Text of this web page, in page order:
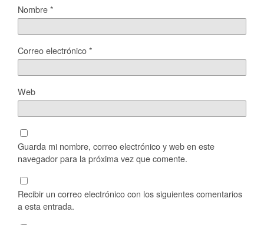
Nombre*
Correo electrónico*
Web
Guarda mi nombre, correo electrónico y web en este
navegador para la próxima vez que comente.
Recibir un correo electrónico con los siguientes comentarios
a esta entrada.